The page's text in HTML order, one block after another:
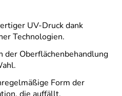
UV-Druck dank
Technologien.
der Oberflächenbehandlung
Form der